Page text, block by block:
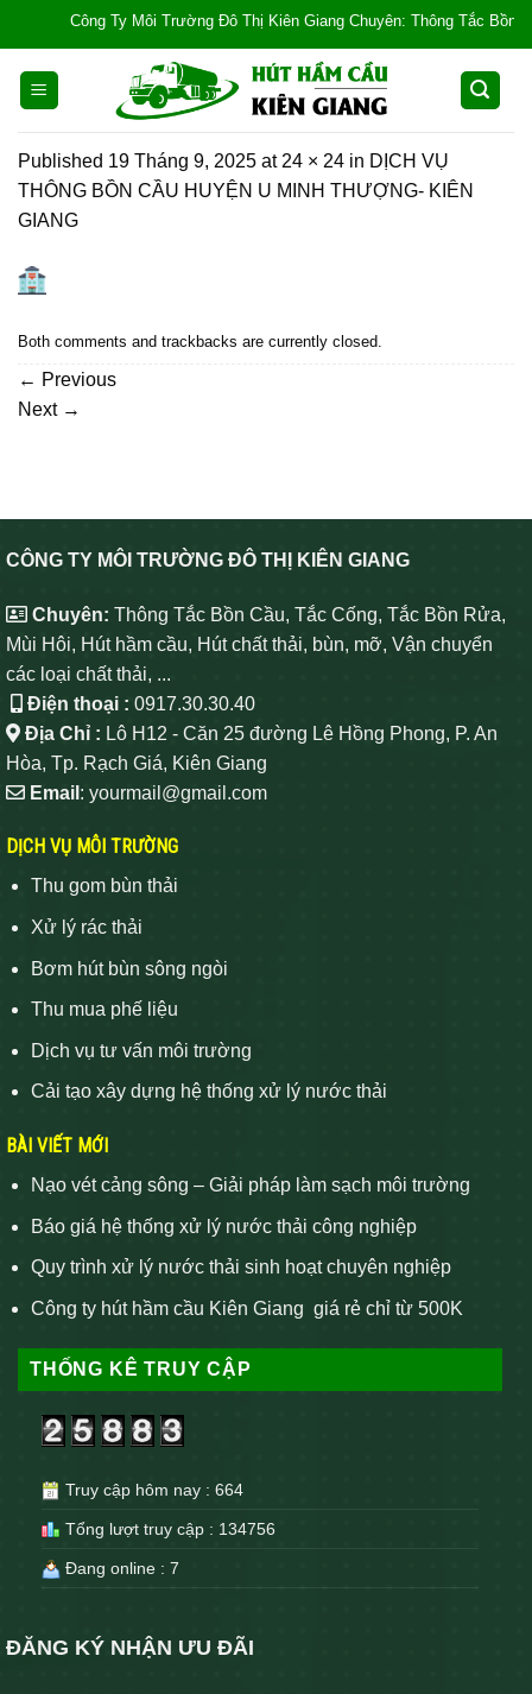
content
Công Ty Môi Trường Đô Thị Kiên Giang Chuyên: Thông Tắc Bồn
Published 19 Tháng 9, 2025 at 24 × 24 in DỊCH VỤ
THÔNG BỒN CẦU HUYỆN U MINH THƯỢNG- KIÊN
GIANG
Both comments and trackbacks are currently closed.
← Previous
Next →
CÔNG TY MÔI TRƯỜNG ĐÔ THỊ KIÊN GIANG
Chuyên: Thông Tắc Bồn Cầu, Tắc Cống, Tắc Bồn Rửa,
Mùi Hôi, Hút hầm cầu, Hút chất thải, bùn, mỡ, Vận chuyển
các loại chất thải, ...
Điện thoại : 0917.30.30.40
Địa Chỉ : Lô H12 - Căn 25 đường Lê Hồng Phong, P. An
Hòa, Tp. Rạch Giá, Kiên Giang
Email : yourmail@gmail.com
DỊCH VỤ MÔI TRƯỜNG
Thu gom bùn thải
Xử lý rác thải
Bơm hút bùn sông ngòi
Thu mua phế liệu
Dịch vụ tư vấn môi trường
Cải tạo xây dựng hệ thống xử lý nước thải
BÀI VIẾT MỚI
Nạo vét cảng sông – Giải pháp làm sạch môi trường
Báo giá hệ thống xử lý nước thải công nghiệp
Quy trình xử lý nước thải sinh hoạt chuyên nghiệp
Công ty hút hầm cầu Kiên Giang giá rẻ chỉ từ 500K
THỐNG KÊ TRUY CẬP
Truy cập hôm nay : 664
Tổng lượt truy cập : 134756
Đang online : 7
ĐĂNG KÝ NHẬN ƯU ĐÃI